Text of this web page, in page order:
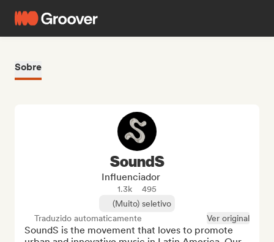
Sobre
SoundS
Influenciador
1.3k
495
(Muito) seletivo
Traduzido automaticamente
Ver original
SoundS is the movement that loves to promote